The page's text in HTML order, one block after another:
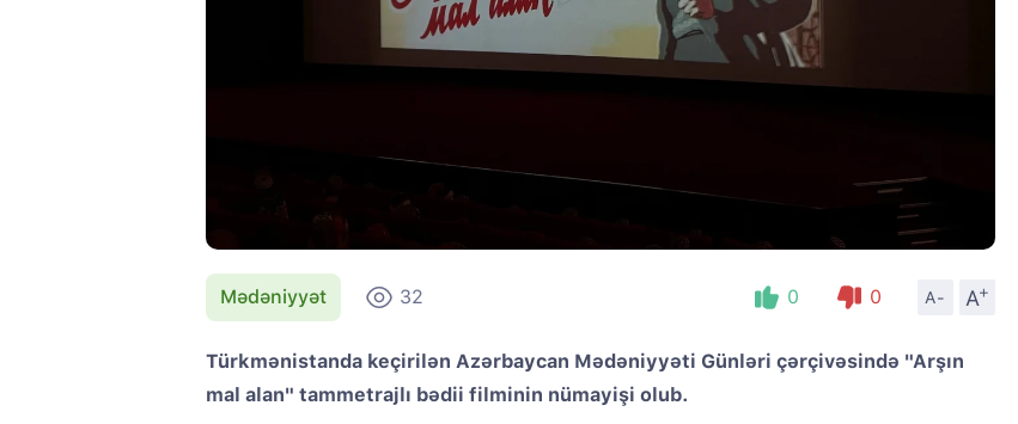
Mədəniyyət 32 0 0 A- A
+
Türkmənistanda keçirilən Azərbaycan Mədəniyyəti Günləri çərçivəsində "Arşın
mal alan" tammetrajlı bədii filminin nümayişi olub.